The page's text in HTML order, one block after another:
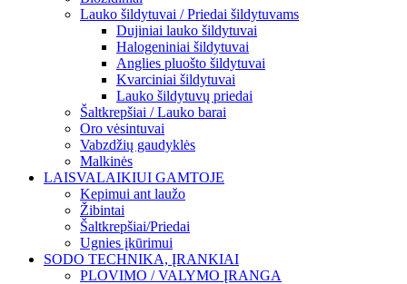
Lauko šildytuvai / Priedai šildytuvams
Dujiniai lauko šildytuvai
Halogeniniai šildytuvai
Anglies pluošto šildytuvai
Kvarciniai šildytuvai
Lauko šildytuvų priedai
Šaltkrepšiai / Lauko barai
Oro vėsintuvai
Vabzdžių gaudyklės
Malkinės
LAISVALAIKIUI GAMTOJE
Kepimui ant laužo
Žibintai
Šaltkrepšiai/Priedai
Ugnies įkūrimui
SODO TECHNIKA, ĮRANKIAI
PLOVIMO / VALYMO ĮRANGA